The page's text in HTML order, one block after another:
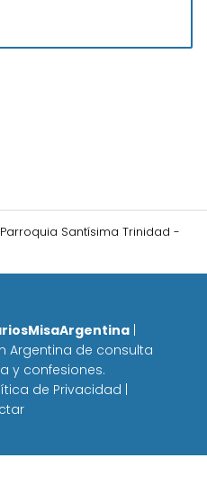
Parroquia Santísima Trinidad -
Argentina de consulta
y confesiones.
de Privacidad